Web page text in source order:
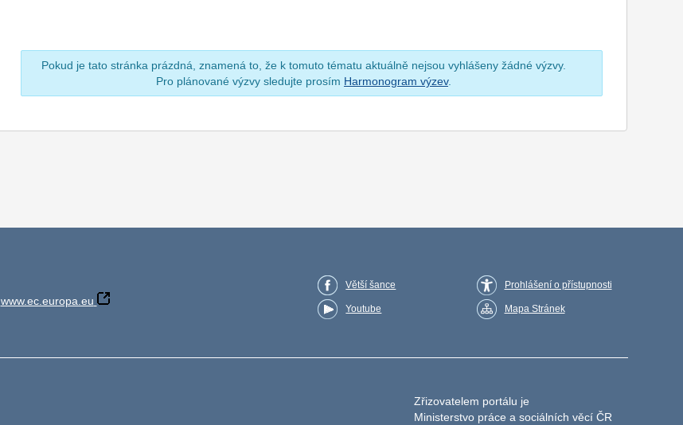
Pokud je tato stránka prázdná, znamená to, že k tomuto tématu aktuálně nejsou vyhlášeny žádné výzvy.
Pro plánované výzvy sledujte prosím Harmonogram výzev.
www.ec.europa.eu
Větší šance
Youtube
Prohlášení o přístupnosti
Mapa Stránek
Zřizovatelem portálu je
Ministerstvo práce a sociálních věcí ČR